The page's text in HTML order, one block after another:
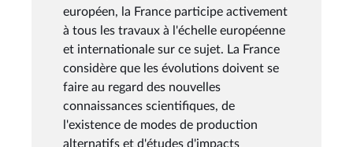
européen, la France participe activement
à tous les travaux à l'échelle européenne
et internationale sur ce sujet. La France
considère que les évolutions doivent se
faire au regard des nouvelles
connaissances scientifiques, de
l'existence de modes de production
alternatifs et d'études d'impacts